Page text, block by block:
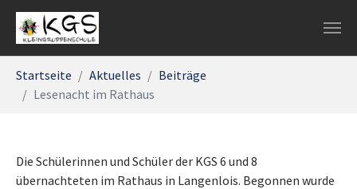
Startseite Aktuelles
Beiträge
Lesenacht im Rathaus
Die Schülerinnen und Schüler der KGS 6 und 8
übernachteten im Rathaus in Langenlois. Begonnen wurde